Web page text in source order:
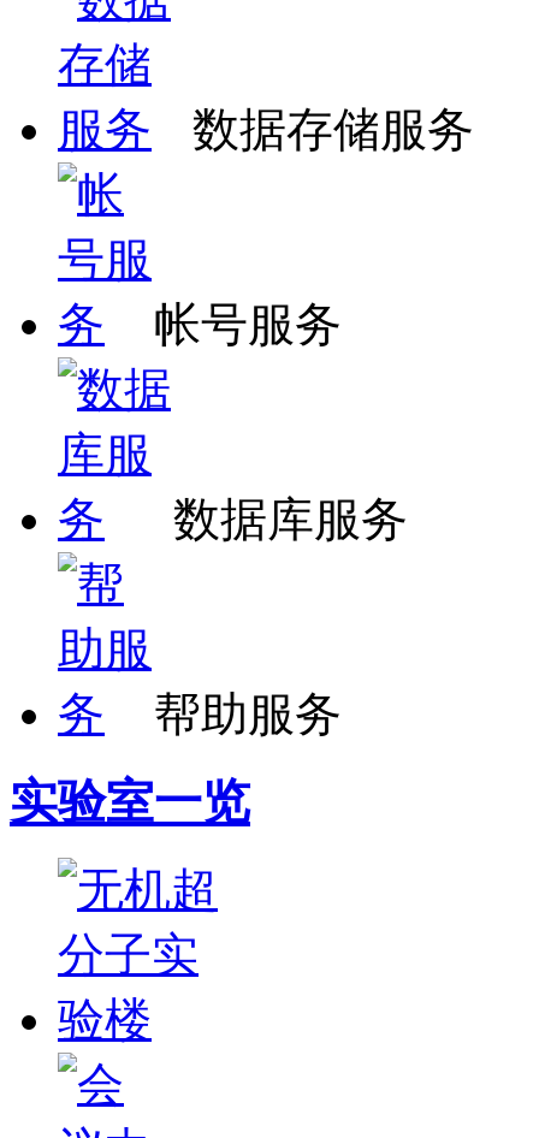
数据存储服务
帐号服务
数据库服务
帮助服务
实验室一览